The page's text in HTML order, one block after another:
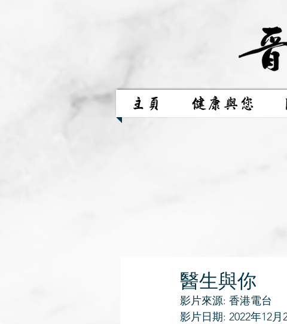
主頁 健康與您
醫生與你
影片來源: 香港電台
影片日期: 2022年12月